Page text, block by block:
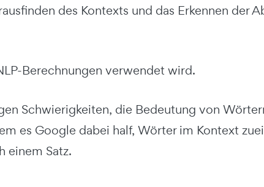
des Kontexts und das Erkennen der
Berechnungen verwendet wird.
Schwierigkeiten, die Bedeutung von
es Google dabei half, Wörter im Kontext
einem Satz.